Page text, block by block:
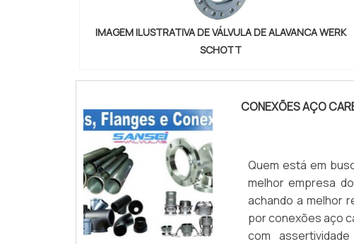
IMAGEM ILUSTRATIVA DE VÁLVULA DE ALAVANCA WERK
SCHOTT
CONEXÕES AÇO
Quem está em
melhor empresa
achando a melhor
por conexões aço
com